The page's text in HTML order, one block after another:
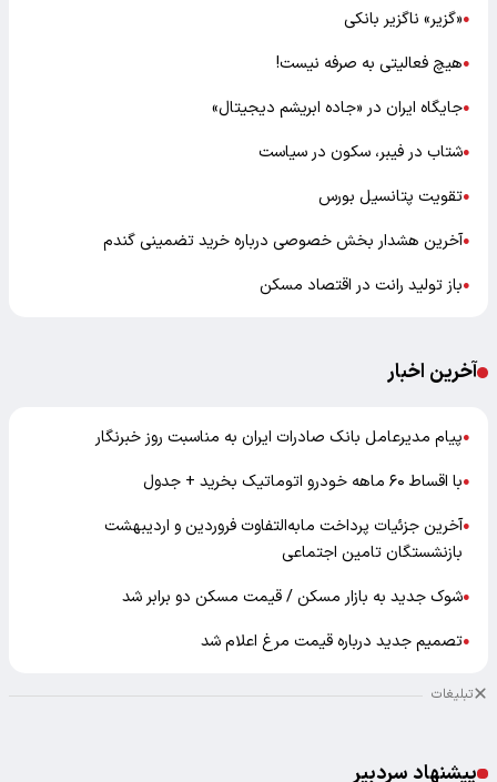
●«گزیر» ناگزیر بانکی
●هیچ فعالیتی به صرفه نیست!
●جایگاه ایران در «جاده ابریشم دیجیتال»
●شتاب در فیبر، سکون در سیاست
●تقویت پتانسیل بورس
●آخرین هشدار بخش خصوصی درباره خرید تضمینی گندم
●باز تولید رانت در اقتصاد مسکن
آخرین اخبار
●پیام مدیرعامل بانک صادرات ایران به مناسبت روز خبرنگار
●با اقساط ۶۰ ماهه خودرو اتوماتیک بخرید + جدول
●آخرین جزئیات پرداخت مابه‌التفاوت فروردین و اردیبهشت
بازنشستگان تامین اجتماعی
●شوک جدید به بازار مسکن / قیمت مسکن دو برابر شد
●تصمیم جدید درباره قیمت مرغ اعلام شد
تبلیغات
پیشنهاد سردبیر